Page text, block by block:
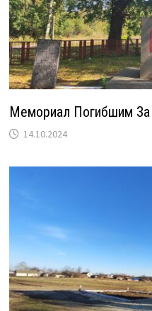
Мемориал Погибшим За
14.10.2024